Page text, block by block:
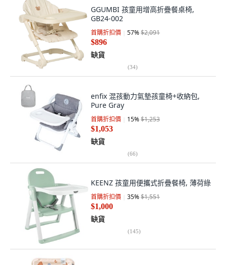
GGUMBI 孩童用增高折疊餐桌椅,
GB24-002
首購折扣價 57%$2,091
$896
缺貨
(34)
enfix 混孩動力氣墊孩童椅+收納包,
Pure Gray
首購折扣價 15%$1,253
$1,053
缺貨
(66)
KEENZ 孩童用便攜式折疊餐椅, 薄荷綠
首購折扣價 35%$1,551
$1,000
缺貨
(145)